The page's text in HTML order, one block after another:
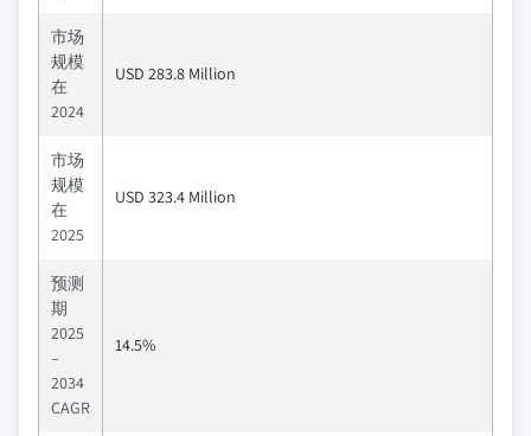
市场
规模
在
2024
USD 283.8 Million
市场
规模
在
2025
USD 323.4 Million
预测
期
2025
–
2034
CAGR
14.5%